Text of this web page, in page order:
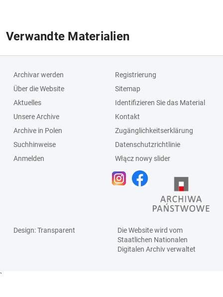
Verwandte Materialien
Archivar werden
Über die Website
Aktuelles
Unsere Archive
Archive in Polen
Suchhinweise
Anmelden
Registrierung
Sitemap
Identifizieren Sie das Material
Kontakt
Zugänglichkeitserklärung
Datenschutzrichtlinie
Włącz nowy slider
Design: Transparent
Die Website wird vom
Staatlichen Nationalen
Digitalen Archivverwaltet
`